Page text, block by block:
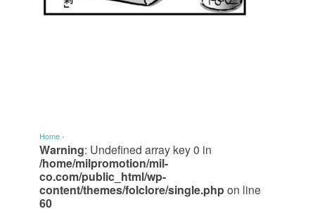
Home ›
Warning: Undefined array key 0 in
/home/milpromotion/mil-
co.com/public_html/wp-
content/themes/folclore/single.phpon line
60